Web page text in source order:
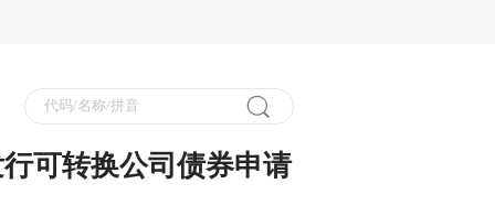
可转换公司债券申请